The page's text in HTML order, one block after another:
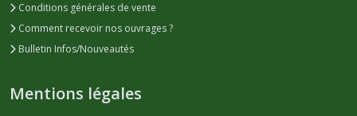
Conditions générales de vente
Comment recevoir nos ouvrages ?
Bulletin Infos/Nouveautés
Mentions légales